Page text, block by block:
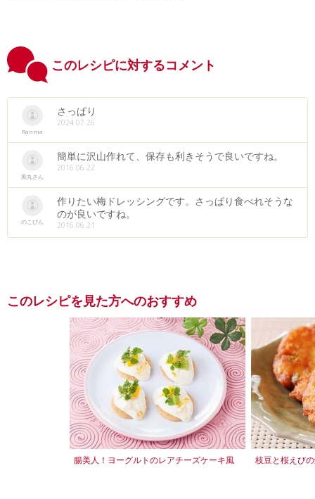
このレシピに対するコメント
Ranma
さっぱり
2024.07.26
黒丸さん
簡単に沢山作れて、保存も利きそうで良いですね。
2016.06.22
のこぴん
作りたい梅ドレッシングです。さっぱり食べれそうな
のが良いですね。
2016.06.21
このレシピを見た方へのおすすめ
腸美人！ヨーグルトのレアチーズケーキ風 枝豆と桜えび